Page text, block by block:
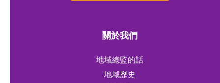
關於我們
地域總監的話
地域歷史